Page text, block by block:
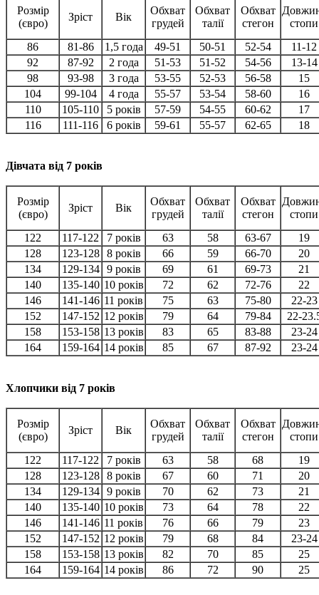
Розмір
(євро)
Зріст Вік
Обхват
грудей
Обхват
талії
Обхват
стегон
стопи
86
81-86 1,5 года 49-51 50-51 52-54
11-12
92
87-92 2 года 51-53 51-52 54-56
13-14
98
93-98 3 года 53-55 52-53 56-58
15
104
99-104 4 года 55-57 53-54 58-60
16
110
105-110 5 років 57-59 54-55 60-62
17
116
111-116 6 років 59-61 55-57 62-65 18
Дівчата від 7 років
Розмір
(євро)
Зріст Вік
Обхват
грудей
Обхват
талії
Обхват
стегон
стопи
122
117-122 7 років 63 58 63-67
19
128
123-128 8 років 66 59 66-70
20
134
129-134 9 років 69 61 69-73
21
140
135-140 10 років 72 62 72-76
22
146
141-146 11 років 75 63 75-80
22-23
152
147-152 12 років 79 64 79-84
22-
158
153-158 13 років 83 65 83-88
23-24
164
159-164 14 років 85 67 87-92 23-24
Хлопчики від 7 років
Розмір
(євро)
Зріст Вік
Обхват
грудей
Обхват
талії
Обхват
стегон
стопи
122
117-122 7 років 63 58 68
19
128
123-128 8 років 67 60 71
20
134
129-134 9 років 70 62 73
21
140
135-140 10 років 73 64 78
22
146
141-146 11 років 76 66 79
23
152
147-152 12 років 79 68 84
23-24
158
153-158 13 років 82 70 85
25
164
159-164 14 років 86 72 90 25